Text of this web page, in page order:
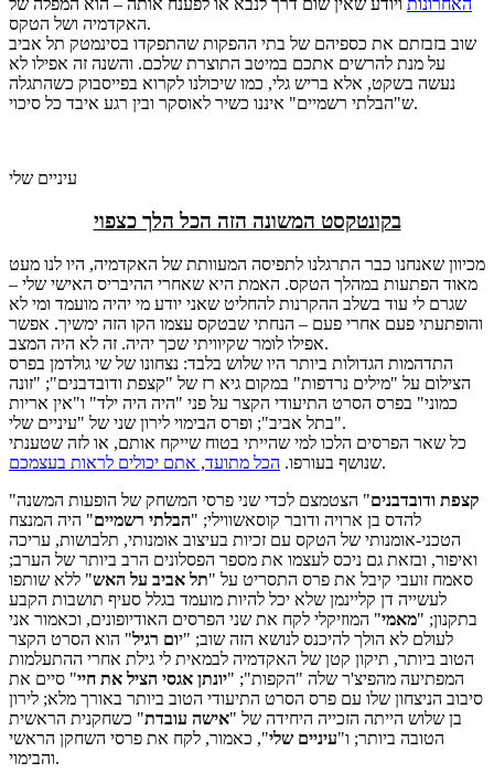
האחרונות ויודע שאין שום דרך לנבא או לפענח אותה – הוא המפלה של
האקדמיה ושל הטקס.
שוב בזבזתם את כספיהם של בתי ההפקות שהתפקדו בסינמטק תל אביב
על מנת להרשים אתכם במיטב התוצרת שלכם. והשנה זה אפילו לא
נעשה בשקט, אלא בריש גלי, כמו שיכולנו לקרוא בפייסבוק כשהתגלה
ש"הבלתי רשמיים" איננו כשיר לאוסקר ובין רגע איבד כל סיכוי.
עיניים שלי
בקונטקסט המשונה הזה הכל הלך כצפוי
מכיוון שאנחנו כבר התרגלנו לתפיסה המעוותת של האקדמיה, היו לנו מעט
מאוד הפתעות במהלך הטקס. האמת היא שאחרי ההיבריס האישי שלי –
שגרם לי עוד בשלב ההקרנות להחליט שאני יודע מי יהיה מועמד ומי לא
והופתעתי פעם אחרי פעם – הנחתי שבטקס עצמו הקו הזה ימשיך. אפשר
אפילו לומר שקיוויתי שכך יהיה. זה לא היה המצב.
התדהמות הגדולות ביותר היו שלוש בלבד: נצחונו של שי גולדמן בפרס
הצילום על "מילים נרדפות" במקום גיא רז של "קצפת ודובדבנים"; "זונה
כמוני" בפרס הסרט התיעודי הקצר על פני "היה היה ילד" ו"אין אריות
בתל אביב"; ופרס הבימוי לירון שני של "עיניים שלי".
כל שאר הפרסים הלכו למי שהייתי בטוח שייקח אותם, או לזה שטענתי
שנושף בעורפו. הכל מתועד, אתם יכולים לראות בעצמכם
.
"
קצפת ודובדבנים" הצטמצם לכדי שני פרסי המשחק של הופעות המשנה
להדס בן ארויה ודובר קוסאשווילי; "הבלתי רשמיים" היה המנצח
הטכני-אומנותי של הטקס עם זכיות בעיצוב אומנותי, תלבושות, עריכה
ואיפור, ובזאת גם ניכס לעצמו את מספר הפסלונים הרב ביותר של הערב;
סאמח זועבי קיבל את פרס התסריט על "תל אביב על האש" ללא שותפו
לעשייה דן קליינמן שלא יכל להיות מועמד בגלל סעיף תושבות הקבע
בתקנון; "מאמי" המוזיקלי לקח את שני הפרסים האודיופונים, וכאמור אני
לעולם לא הולך להיכנס לנושא הזה שוב; "יום רגיל" הוא הסרט הקצר
הטוב ביותר, תיקון קטן של האקדמיה לבמאית לי גילת אחרי ההתעלמות
המפתיעה מהפיצ'ר שלה "הקפות"; "יונתן אגסי הציל את חיי" סיים את
סיבוב הניצחון שלו עם פרס הסרט התיעודי הטוב ביותר באורך מלא; לירון
בן שלוש הייתה הזכייה היחידה של "אישה עובדת" כשחקנית הראשית
הטובה ביותר; ו"עיניים שלי", כאמור, לקח את פרסי השחקן הראשי
והבימוי.